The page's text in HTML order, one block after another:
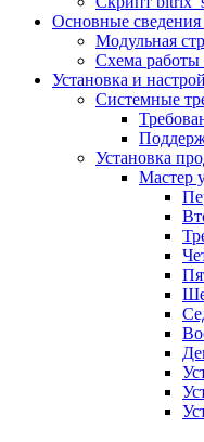
Основные сведения
Модульная
Схема работы
Установка и
Системные
Установка
Мастер